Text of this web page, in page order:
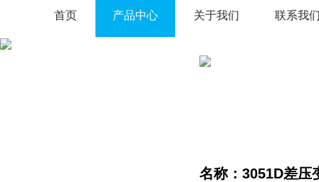
首页 产品中心 关于我们 联系我
名称：3051D差压